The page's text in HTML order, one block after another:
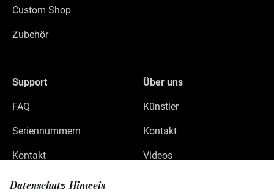
Datenschutz-Hinweis
Custom Shop
Zubehör
Support
FAQ
Seriennummern
Kontakt
Über uns
Künstler
Kontakt
Videos